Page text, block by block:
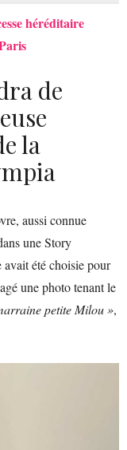
héréditaire
de
la
aussi connue
une Story
avait été choisie pour
une photo tenant le
petite Milou »,